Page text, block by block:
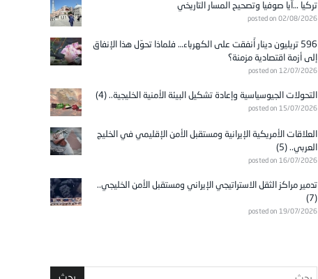
تركيا …آيا صوفيا وتصحيح المسار التاريخي
posted on 02/08/2026
596 تريليون دينار أُنفقت على الكهرباء… فلماذا تحوّل هذا الإنفاق
إلى أزمة اقتصادية مزمنة؟
posted on 12/07/2026
التحولات الجيوسياسية وإعادة تشكيل البيئة الأمنية الخليجية.. (4)
posted on 15/07/2026
العلاقات الأمريكية الإيرانية ومستقبل الأمن الإقليمي في الخليج
العربي.. (5)
posted on 16/07/2026
تدمير مراكز الثقل الاستراتيجي الإيراني ومستقبل الأمن الخليجي..
(7)
posted on 19/07/2026